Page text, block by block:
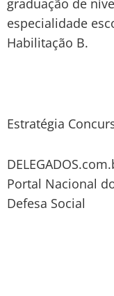
especialidade
Habilitação B.
Estratégia
Portal Nacional
Defesa Social